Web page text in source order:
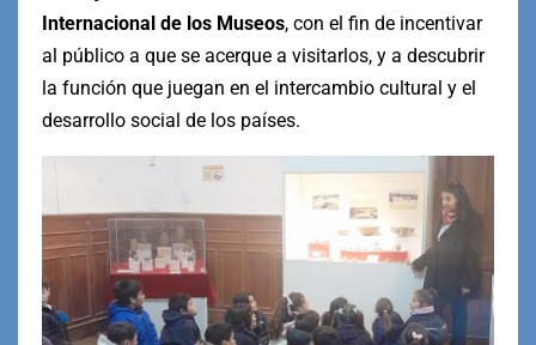
Internacional de los Museos, con el fin de incentivar
al público a que se acerque a visitarlos, y a descubrir
la función que juegan en el intercambio cultural y el
desarrollo social de los países.